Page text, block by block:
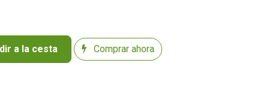
a la cesta Comprar ahora